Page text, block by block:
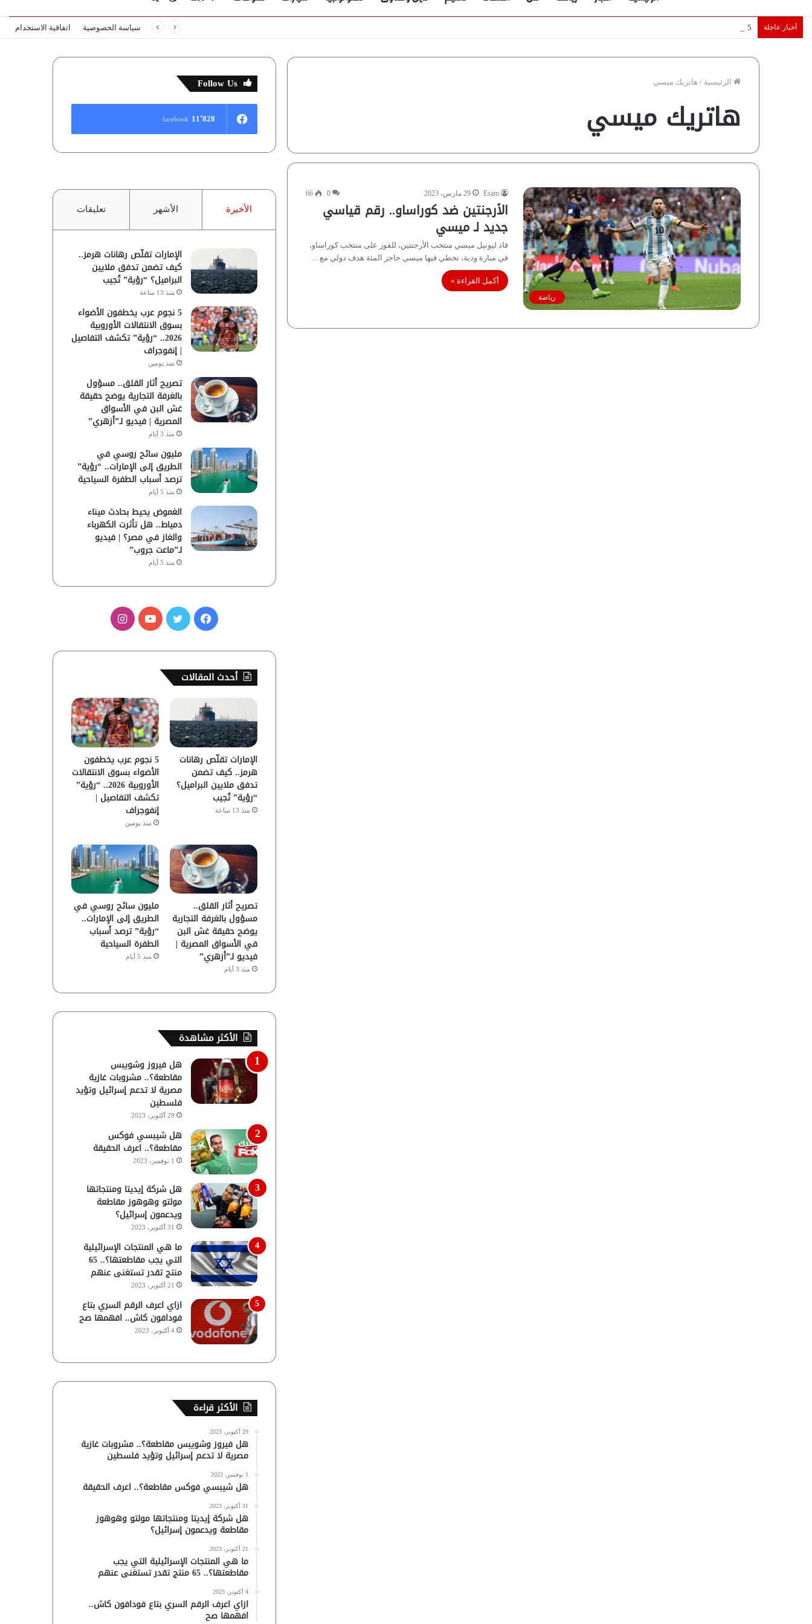
عنالمظلم
أخبار عاجلة 5 نجوم عرب يخطفون الأضواء بسوق الانتقالات الأوروبية 2026.. “رؤية” تكشف التفاصيل | إنفوجراف سياسة الخصوصية اتفاقية الاستخدام
الرئيسية / هاتريك ميسي
هاتريك ميسي
رياضة
Esam 29 مارس، 2023 0
66
الأرجنتين ضد كوراساو.. رقم قياسي
جديد لـ ميسي
قاد ليونيل ميسي منتخب الأرجنتين، للفوز على منتخب كوراساو،
في مبارة ودية، تخطي فيها ميسي حاجز المئة هدف دولي مع…
أكمل القراءة »
Follow Us
11٬828 facebook
الأخيرة الأشهر تعليقات
الإمارات تقلّص رهانات هرمز..
كيف تضمن تدفق ملايين
البراميل؟ “رؤية” تُجيب
منذ 13 ساعة
5 نجوم عرب يخطفون الأضواء
بسوق الانتقالات الأوروبية
2026.. “رؤية” تكشف التفاصيل
| إنفوجراف
منذ يومين
تصريح أثار القلق.. مسؤول
بالغرفة التجارية يوضح حقيقة
غش البن في الأسواق
المصرية | فيديو لـ”أزهري”
منذ 3 أيام
مليون سائح روسي في
الطريق إلى الإمارات.. “رؤية”
ترصد أسباب الطفرة السياحية
منذ 5 أيام
الغموض يحيط بحادث ميناء
دمياط.. هل تأثرت الكهرباء
والغاز في مصر؟ | فيديو
لـ”ماعت جروب”
منذ 5 أيام
ف
س
و
ك
ي
و
ب
ا
ق
ر
ا
م
أحدث المقالات
الإمارات تقلّص رهانات
هرمز.. كيف تضمن
تدفق ملايين البراميل؟
“رؤية” تُجيب
منذ 13 ساعة
5 نجوم عرب يخطفون
الأضواء بسوق الانتقالات
الأوروبية 2026.. “رؤية”
تكشف التفاصيل |
إنفوجراف
منذ يومين
تصريح أثار القلق..
مسؤول بالغرفة التجارية
يوضح حقيقة غش البن
في الأسواق المصرية |
فيديو لـ”أزهري”
منذ 3 أيام
مليون سائح روسي في
الطريق إلى الإمارات..
“رؤية” ترصد أسباب
الطفرة السياحية
منذ 5 أيام
الأكثر مشاهدة
هل فيروز وشويبس
مقاطعة؟.. مشروبات غازية
مصرية لا تدعم إسرائيل وتؤيد
فلسطين
29 أكتوبر، 2023
هل شيبسي فوكس
مقاطعة؟.. اعرف الحقيقة
1 نوفمبر، 2023
هل شركة إيديتا ومنتجاتها
مولتو وهوهوز مقاطعة
ويدعمون إسرائيل؟
31 أكتوبر، 2023
ما هي المنتجات الإسرائيلية
التي يجب مقاطعتها؟.. 65
منتج تقدر تستغنى عنهم
21 أكتوبر، 2023
ازاي اعرف الرقم السري بتاع
فودافون كاش.. افهمها صح
4 أكتوبر، 2023
الأكثر قراءة
29 أكتوبر، 2023
هل فيروز وشويبس مقاطعة؟.. مشروبات غازية
مصرية لا تدعم إسرائيل وتؤيد فلسطين
1 نوفمبر، 2023
هل شيبسي فوكس مقاطعة؟.. اعرف الحقيقة
31 أكتوبر، 2023
هل شركة إيديتا ومنتجاتها مولتو وهوهوز
مقاطعة ويدعمون إسرائيل؟
21 أكتوبر، 2023
ما هي المنتجات الإسرائيلية التي يجب
مقاطعتها؟.. 65 منتج تقدر تستغنى عنهم
4 أكتوبر، 2023
ازاي اعرف الرقم السري بتاع فودافون كاش..
افهمها صح